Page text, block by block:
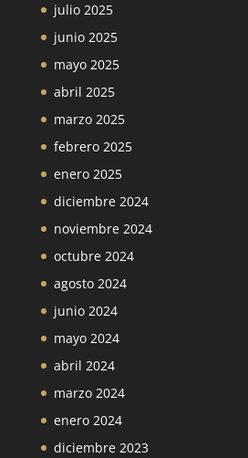
julio 2025
junio 2025
mayo 2025
abril 2025
marzo 2025
febrero 2025
enero 2025
diciembre 2024
noviembre 2024
octubre 2024
agosto 2024
junio 2024
mayo 2024
abril 2024
marzo 2024
enero 2024
diciembre 2023